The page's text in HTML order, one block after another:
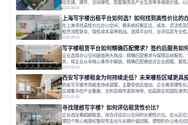
估交通、硬件、空间弹性、配套服务及产业生态等多维度价值，
出打破固定工位思维，采用精装灵活空间与共享配套以提升性价比
以说明。之后指出，专业运营服务商提供的稳定环境、社群活动与
价值、助力企业成长的关键。对于许多在
2026-08-04
上海写字楼出租平台如何选？如何找到高性价比的
在上海寻找高性价比办公空间，需系统权衡区位、成本、灵活性
租赁流程复杂、隐性成本高等挑战。选择平台时，应评估其专业
为例，其提供从空间到生态的解决方案，通过特色园区、灵活产品
业应明确自身需求，实地考察，选择能支持长期发展、提升竞争力
空间，对于企业行政负责人、中小企业主
2026-08-04
写字楼租赁平台如何精确匹配需求？签约后服务如
企业选择办公空间面临两大挑战：精确匹配需求与保障后续服务
务，将企业从非核心事务中解放。精确匹配需结合企业规模、属
接；签约后则需构建覆盖硬件运维、共享配套及专业物业的全周期
与个性化运营结合，以全国布局和产业生态圈为企业提供稳定支持
力转变。在为企业寻找办公空间的过程中，
2026-08-04
西安写字楼租金为何持续走低？未来哪些区域更具
西安写字楼市场租金持续调整，主要受供应增加、企业需求理性
区域集中在产业集聚、交利及城市更新地带，如高新区和国际港
性与员工体验，倾向于提供全包式服务的办公空间。专业运营方通
长，推动市场向多元化、高性价比方向发展。近年来，西安写字楼
一现象引发了的广泛关注。作为西部重要
2026-08-04
寻找理想写字楼？如何评估租赁性价比？
企业选址需超越租金，综合评估办公空间的长期性价比。应从区
理四个核心维度权衡财务支出与长期价值回报。理想的办公地点